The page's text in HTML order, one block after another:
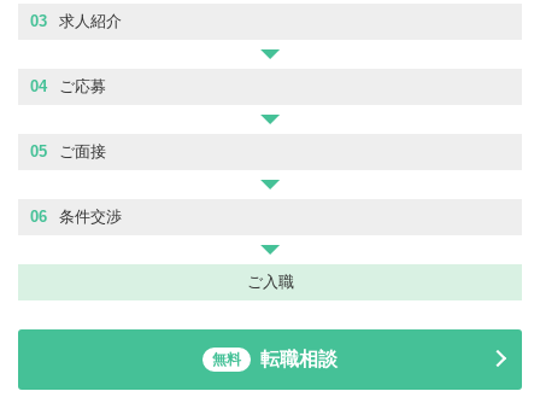
03 求人紹介
04 ご応募
05 ご面接
06 条件交渉
ご入職
無料 転職相談